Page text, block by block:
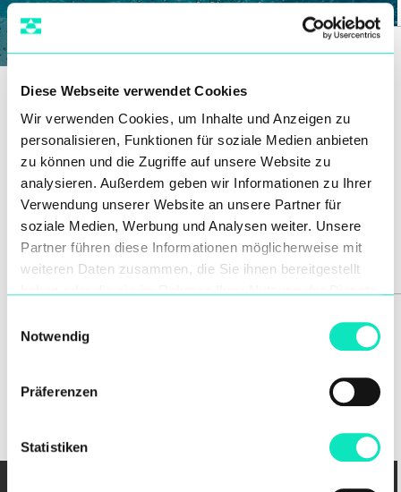
Diese Webseite verwendet Cookies
Wir verwenden Cookies, um Inhalte und Anzeigen zu
personalisieren, Funktionen für soziale Medien anbieten
zu können und die Zugriffe auf unsere Website zu
analysieren. Außerdem geben wir Informationen zu Ihrer
Verwendung unserer Website an unsere Partner für
soziale Medien, Werbung und Analysen weiter. Unsere
Partner führen diese Informationen möglicherweise mit
weiteren Daten zusammen, die Sie ihnen bereitgestellt
Notwendig
Präferenzen
Statistiken
GHT-P